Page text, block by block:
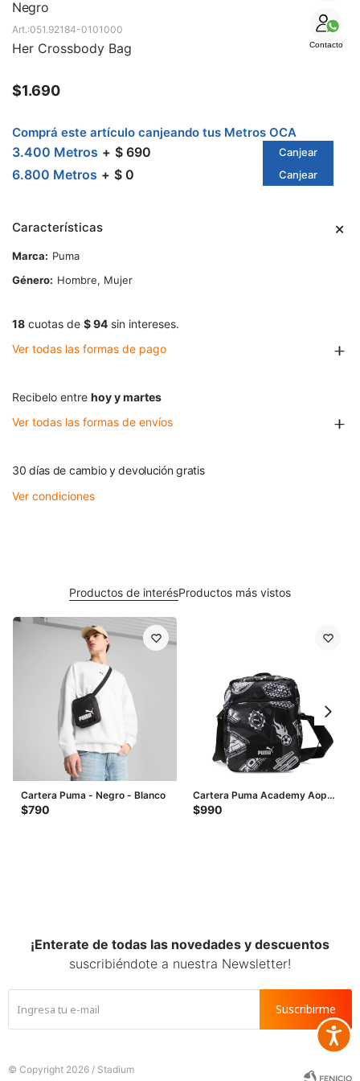
Negro
Contacto
051.92184-0101000
Her Crossbody Bag
$1.690
Comprá este artículo canjeando tus Metros OCA
3.400 Metros $ 690 Canjear
6.800 Metros $ 0 Canjear
Características
Marca
Puma
Género
Hombre, Mujer
18 cuotas de $ 94 sin intereses.
Ver todas las formas de pago
Recibelo entre hoy y martes
Ver todas las formas de envíos
30 días de cambio y devolución gratis
Ver condiciones
Productos de interésProductos más vistos
Cartera Puma - Negro - Blanco
$790
Cartera Puma Academy Aop
Portable - Negro - Blanco
$990
¡Enterate de todas las novedades y descuentos
suscribiéndote a nuestra Newsletter!
Suscribirme
© Copyright 2026 / Stadium